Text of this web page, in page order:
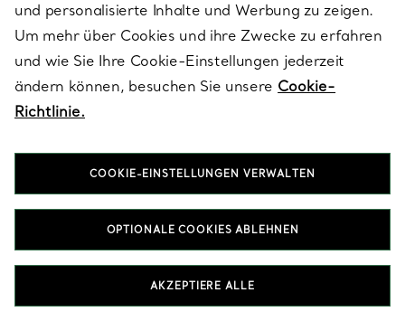
und personalisierte Inhalte und Werbung zu zeigen.
Um mehr über Cookies und ihre Zwecke zu erfahren
und wie Sie Ihre Cookie-Einstellungen jederzeit
ändern können, besuchen Sie unsere Cookie-
Richtlinie.
COOKIE-EINSTELLUNGEN VERWALTEN
OPTIONALE COOKIES ABLEHNEN
AKZEPTIERE ALLE